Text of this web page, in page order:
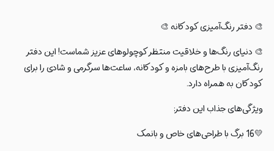
🎨 دفتر رنگ‌آمیزی کودکانه 🎨
🎨 دنیای رنگ‌ها و خلاقیت منتظر کوچولوهای عزیز شماست! این دفتر
رنگ‌آمیزی با طرح‌های بامزه و کودکانه، ساعت‌ها سرگرمی و شادی را برای
کودکان به همراه دارد.
ویژگی‌های جذاب این دفتر:
💛16 برگ با طراحی‌های خاص و بانمک